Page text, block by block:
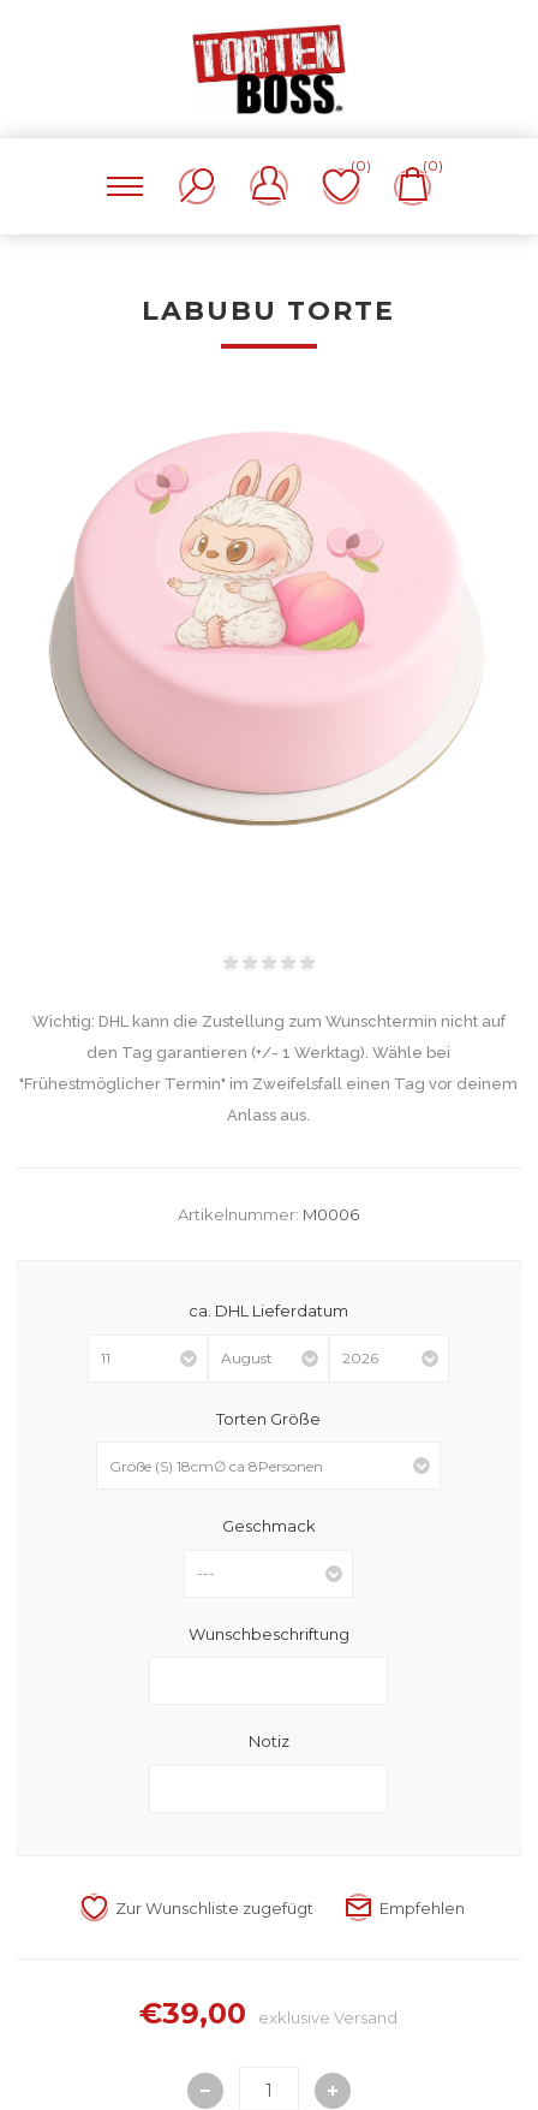
(0) (0)
LABUBU TORTE
Wichtig: DHL kann die Zustellung zum Wunschtermin nicht auf
den Tag garantieren (+/- 1 Werktag). Wähle bei
"Frühestmöglicher Termin" im Zweifelsfall einen Tag vor deinem
Anlass aus.
Artikelnummer: M0006
ca. DHL Lieferdatum
Torten Größe
Geschmack
Wunschbeschriftung
Notiz
€39,00 exklusiveVersand